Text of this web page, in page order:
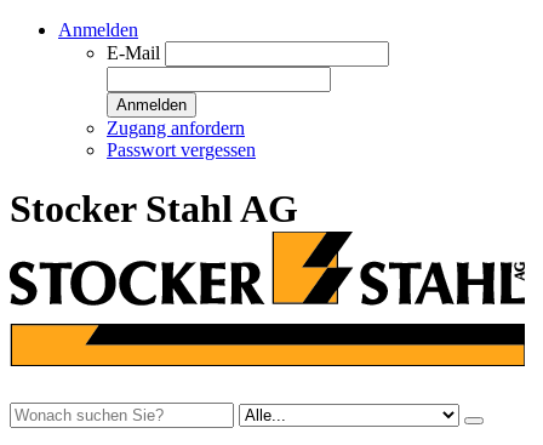
Anmelden
E-Mail
Anmelden
Zugang anfordern
Passwort vergessen
Stocker Stahl AG